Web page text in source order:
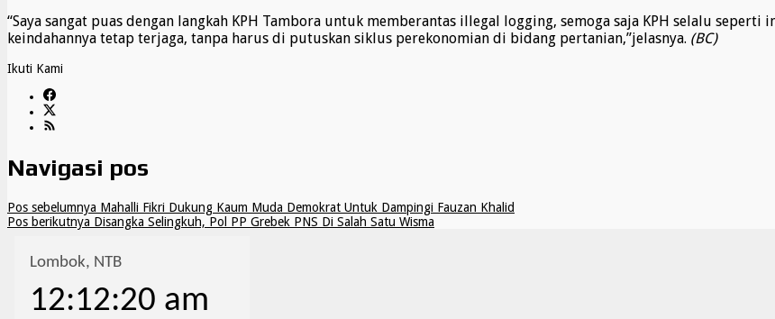
“Saya sangat puas dengan langkah KPH Tambora untuk memberantas illegal logging, semoga saja KPH selalu
keindahannya tetap terjaga, tanpa harus di putuskan siklus perekonomian di bidang pertanian,”jelasnya. (BC)
Ikuti Kami
Navigasi pos
Pos sebelumnya Mahalli Fikri Dukung Kaum Muda Demokrat Untuk Dampingi Fauzan Khalid
Pos berikutnya Disangka Selingkuh, Pol PP Grebek PNS Di Salah Satu Wisma